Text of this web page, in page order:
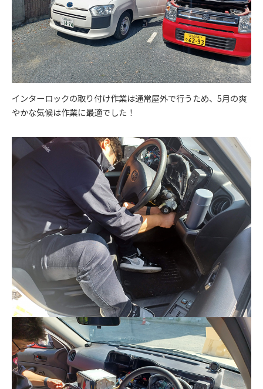
インターロックの取り付け作業は通常屋外で行うため、5月の爽
やかな気候は作業に最適でした！